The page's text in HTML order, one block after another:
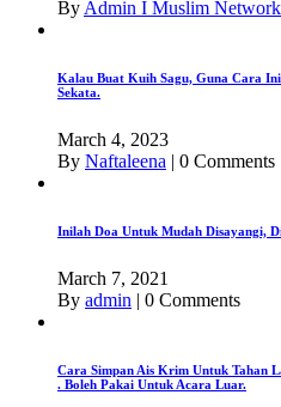
By Admin I Muslim Network
Kalau Buat Kuih Sagu, Guna Cara
Sekata.
March 4, 2023
By Naftaleena | 0 Comments
Inilah Doa Untuk Mudah Disayangi,
March 7, 2021
By admin | 0 Comments
Cara Simpan Ais Krim Untuk Tahan
. Boleh Pakai Untuk Acara Luar.